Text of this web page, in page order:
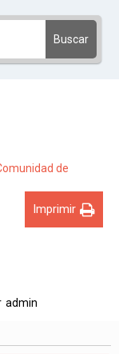
Buscar
de
Imprimir
admin